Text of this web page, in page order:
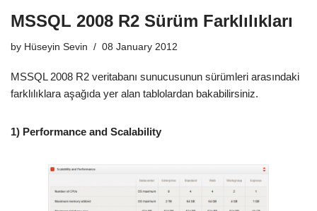
MSSQL 2008 R2 Sürüm Farklılıkları
by Hüseyin Sevin 08 January 2012
MSSQL 2008 R2 veritabanı sunucusunun sürümleri arasındaki
farklılıklara aşağıda yer alan tablolardan bakabilirsiniz.
1) Performance and Scalability